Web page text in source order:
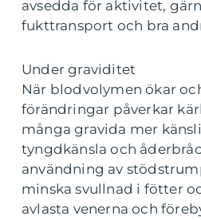
avsedda för aktivitet,
fukttransport och bra
Under graviditet
När blodvolymen ökar
förändringar påverkar
många gravida mer
tyngdkänsla och
användning av
minska svullnad i fötter
avlasta venerna och